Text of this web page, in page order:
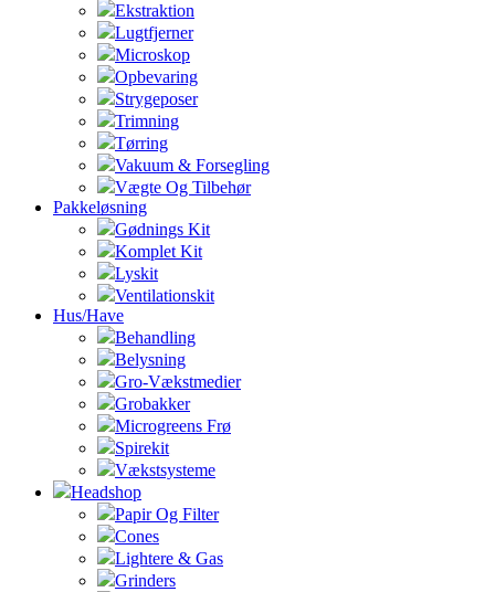
Ekstraktion
Lugtfjerner
Microskop
Opbevaring
Strygeposer
Trimning
Tørring
Vakuum & Forsegling
Vægte Og Tilbehør
Pakkeløsning
Gødnings Kit
Komplet Kit
Lyskit
Ventilationskit
Hus/Have
Behandling
Belysning
Gro-Vækstmedier
Grobakker
Microgreens Frø
Spirekit
Vækstsysteme
Headshop
Papir Og Filter
Cones
Lightere & Gas
Grinders